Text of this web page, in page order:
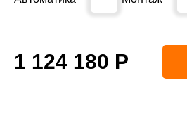
1 124 180 Р